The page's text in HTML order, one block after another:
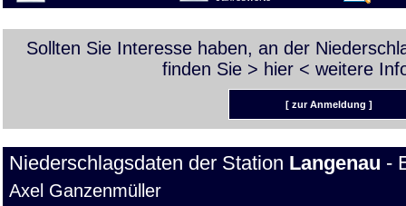
Sollten Sie Interesse haben, an der
finden Sie > hier < weitere
[ zur Anmeldung ]
Niederschlagsdaten der Station Langenau -
Axel Ganzenmüller